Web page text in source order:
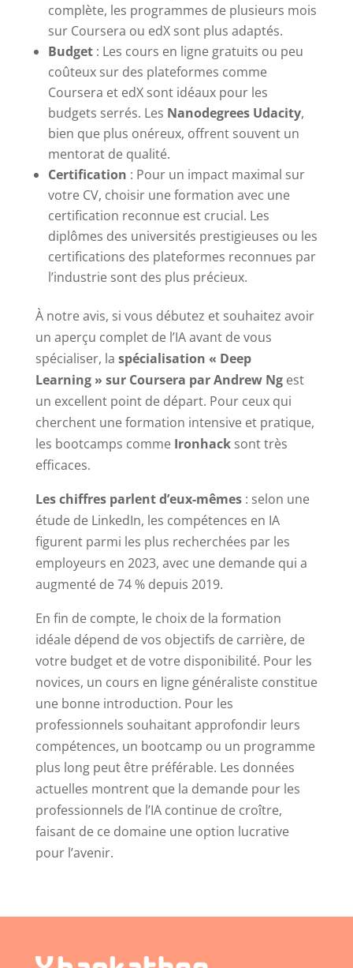
complète, les programmes de plusieurs mois
sur Coursera ou edX sont plus adaptés.
Budget: Les cours en ligne gratuits ou peu
coûteux sur des plateformes comme
Coursera et edX sont idéaux pour les
budgets serrés. Les Nanodegrees Udacity,
bien que plus onéreux, offrent souvent un
mentorat de qualité.
Certification : Pour un impact maximal sur
votre CV, choisir une formation avec une
certification reconnue est crucial. Les
diplômes des universités prestigieuses ou les
certifications des plateformes reconnues par
l’industrie sont des plus précieux.
À notre avis, si vous débutez et souhaitez avoir
un aperçu complet de l’IA avant de vous
spécialiser, la spécialisation « Deep
Learning » sur Coursera par Andrew Ngest
un excellent point de départ. Pour ceux qui
cherchent une formation intensive et pratique,
les bootcamps comme Ironhacksont très
efficaces.
Les chiffres parlent d’eux-mêmes: selon une
étude de LinkedIn, les compétences en IA
figurent parmi les plus recherchées par les
employeurs en 2023, avec une demande qui a
augmenté de 74 % depuis 2019.
En fin de compte, le choix de la formation
idéale dépend de vos objectifs de carrière, de
votre budget et de votre disponibilité. Pour les
novices, un cours en ligne généraliste constitue
une bonne introduction. Pour les
professionnels souhaitant approfondir leurs
compétences, un bootcamp ou un programme
plus long peut être préférable. Les données
actuelles montrent que la demande pour les
professionnels de l’IA continue de croître,
faisant de ce domaine une option lucrative
pour l’avenir.